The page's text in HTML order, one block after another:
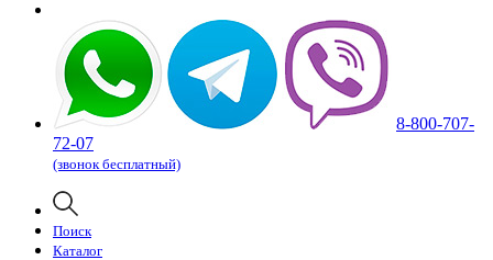
8-800-707-
72-07
(звонок бесплатный)
Поиск
Каталог